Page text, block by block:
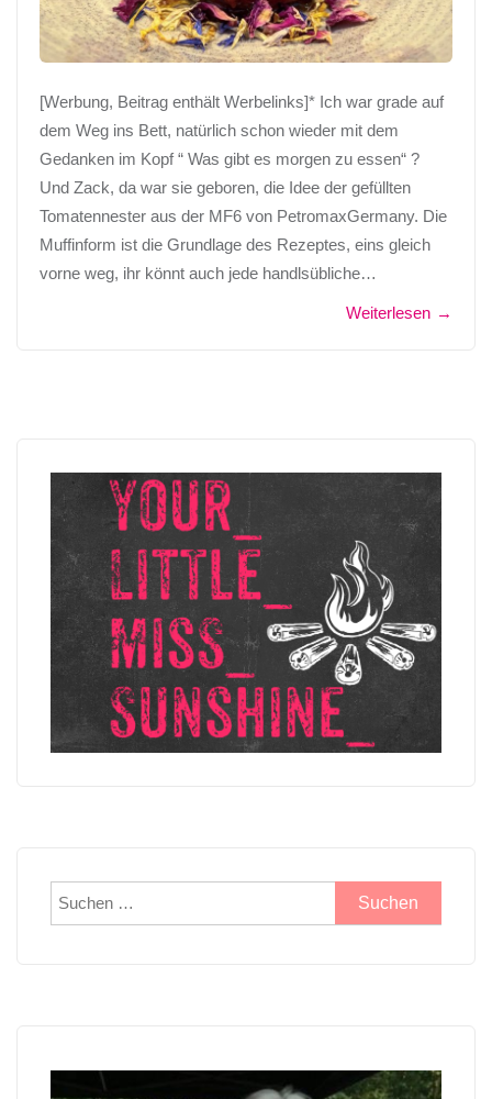
[Werbung, Beitrag enthält Werbelinks]* Ich war grade auf
dem Weg ins Bett, natürlich schon wieder mit dem
Gedanken im Kopf “ Was gibt es morgen zu essen“ ?
Und Zack, da war sie geboren, die Idee der gefüllten
Tomatennester aus der MF6 von PetromaxGermany. Die
Muffinform ist die Grundlage des Rezeptes, eins gleich
vorne weg, ihr könnt auch jede handlsübliche…
Weiterlesen →
Suchen
nach: